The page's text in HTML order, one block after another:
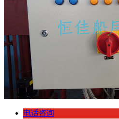
电话咨询